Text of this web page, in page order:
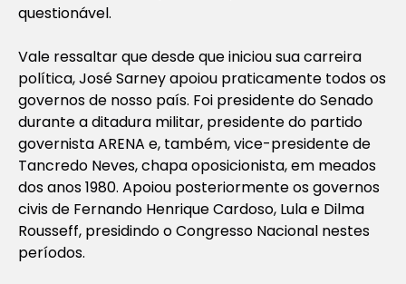
questionável.
Vale ressaltar que desde que iniciou sua carreira
política, José Sarney apoiou praticamente todos os
governos de nosso país. Foi presidente do Senado
durante a ditadura militar, presidente do partido
governista ARENA e, também, vice-presidente de
Tancredo Neves, chapa oposicionista, em meados
dos anos 1980. Apoiou posteriormente os governos
civis de Fernando Henrique Cardoso, Lula e Dilma
Rousseff, presidindo o Congresso Nacional nestes
períodos.